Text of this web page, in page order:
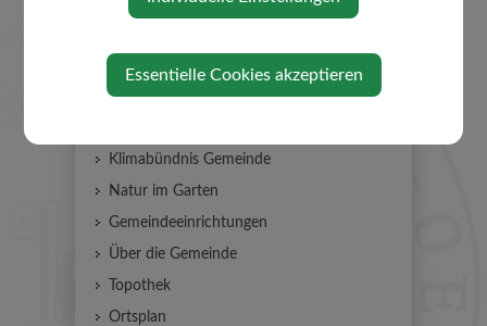
Familienfreundliche Gemeinde
Familienfreundliche Region
Klimabündnis Gemeinde
Natur im Garten
Gemeindeeinrichtungen
Über die Gemeinde
Topothek
Ortsplan
Essentielle Cookies akzeptieren